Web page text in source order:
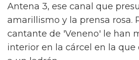
Antena 3, ese canal que
amarillismo y la prensa rosa.
cantante de 'Veneno' le han
interior en la cárcel en la que